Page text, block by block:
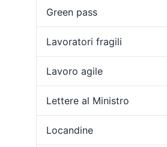
Green pass
Lavoratori fragili
Lavoro agile
Lettere al Ministro
Locandine